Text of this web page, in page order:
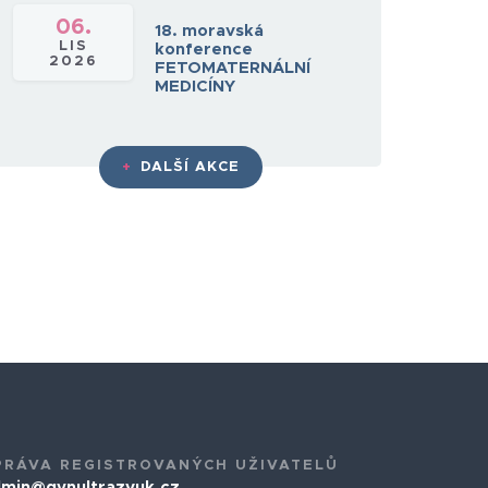
06.
LIS
2026
18. moravská
konference
FETOMATERNÁLNÍ
MEDICÍNY
+ DALŠÍ AKCE
REGISTROVANÝCH UŽIVATELŮ